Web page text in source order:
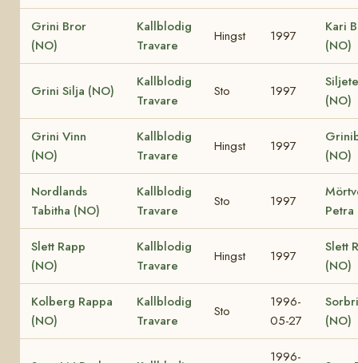
Grini Bror
(NO)
Kallblodig
Travare
Hingst 1997
Kari
(NO)
Grini Silja (NO)
Kallblodig
Travare
Sto 1997
(NO)
Grini Vinn
(NO)
Kallblodig
Travare
Hingst 1997
(NO)
Nordlands
Tabitha (NO)
Kallblodig
Travare
Sto 1997
Petra
Slett Rapp
(NO)
Kallblodig
Travare
Hingst 1997
Slett
(NO)
Kolberg Rappa
(NO)
Kallblodig
Travare
Sto
1996-
05-27
(NO)
1996-